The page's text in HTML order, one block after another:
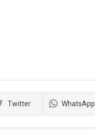
Twitter WhatsApp